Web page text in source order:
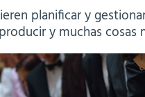
planificar y
y muchas cosas